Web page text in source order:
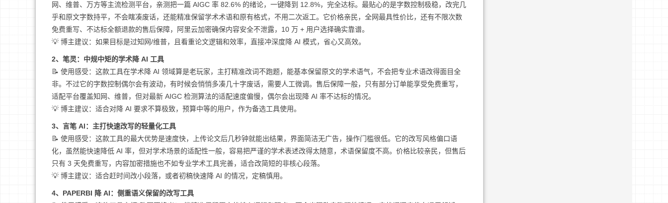
网、维普、万方等主流检测平台，亲测把一篇 AIGC 率 82.6% 的绪论，一键降到 12.8%，完全达标。最贴心的是字数控制极稳，改完几
乎和原文字数持平，不会瞎凑废话，还能精准保留学术术语和原有格式，不用二次返工。它价格亲民，全网最具性价比，还有不限次数
免费重写、不达标全额退款的售后保障，阿里云加密确保内容安全不泄露，10 万 + 用户选择确实靠谱。
💡 博主建议：如果目标是过知网/维普，且看重论文逻辑和效率，直接冲深度降 AI 模式，省心又高效。
2、笔灵：中规中矩的学术降 AI 工具
📝 使用感受：这款工具在学术降 AI 领域算是老玩家，主打精准改词不跑题，能基本保留原文的学术语气，不会把专业术语改得面目全
非。不过它的字数控制偶尔会有波动，有时候会悄悄多凑几十字废话，需要人工微调。售后保障一般，只有部分订单能享受免费重写，
适配平台覆盖知网、维普，但对最新 AIGC 检测算法的适配速度偏慢，偶尔会出现降 AI 率不达标的情况。
💡 博主建议：适合对降 AI 要求不算极致，预算中等的用户，作为备选工具使用。
3、言笔 AI：主打快速改写的轻量化工具
📝 使用感受：这款工具的最大优势是速度快，上传论文后几秒钟就能出结果，界面简洁无广告，操作门槛很低。它的改写风格偏口语
化，虽然能快速降低 AI 率，但对学术场景的适配性一般，容易把严谨的学术表述改得太随意，术语保留度不高。价格比较亲民，但售后
只有 3 天免费重写，内容加密措施也不如专业学术工具完善，适合改简短的非核心段落。
💡 博主建议：适合赶时间改小段落，或者初稿快速降 AI 的情况，定稿慎用。
4、PAPERBI 降 AI：侧重语义保留的改写工具